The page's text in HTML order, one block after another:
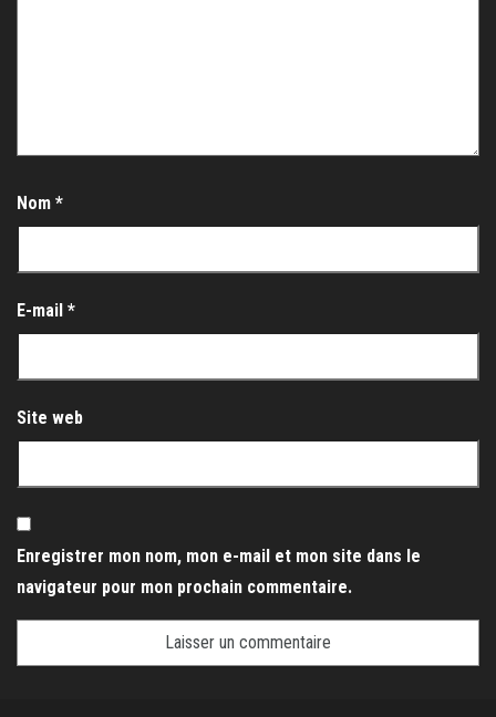
Nom *
E-mail *
Site web
Enregistrer mon nom, mon e-mail et mon site dans le
navigateur pour mon prochain commentaire.